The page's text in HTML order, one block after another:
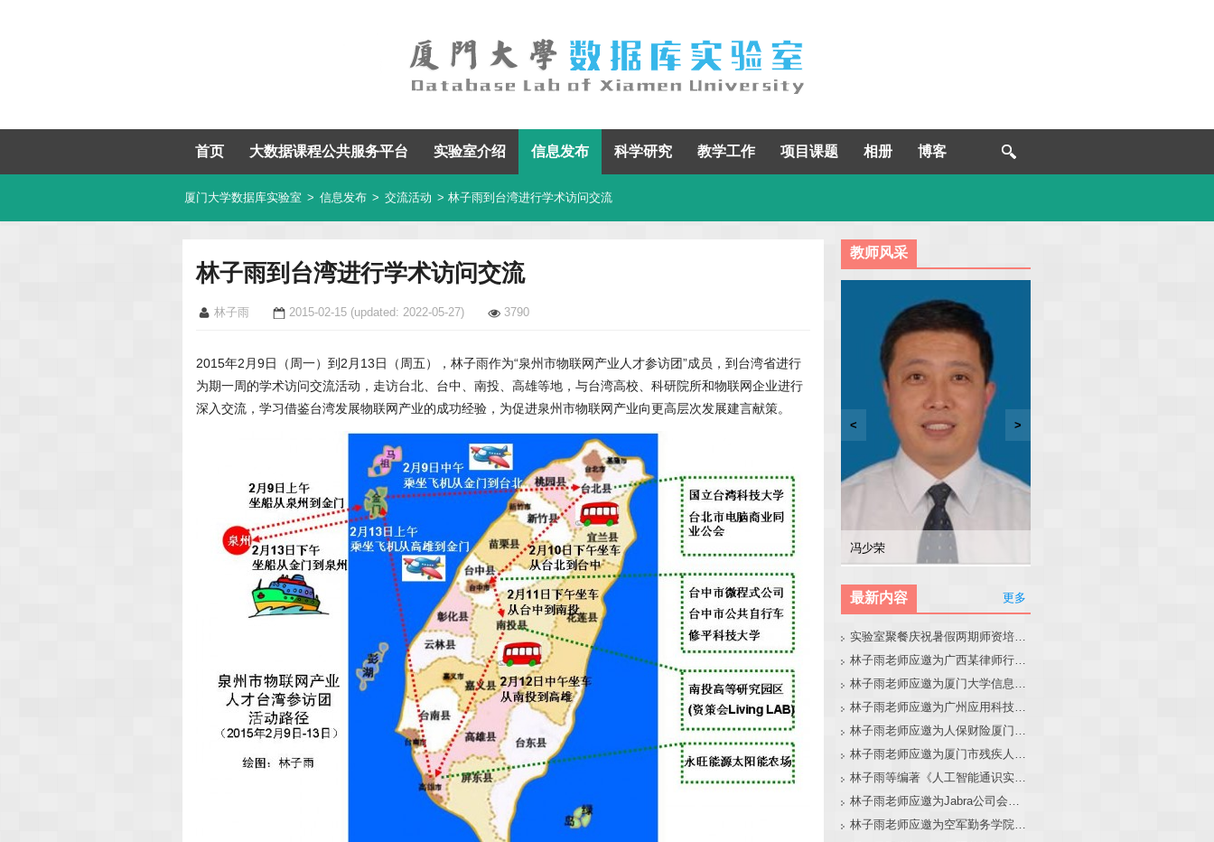
首页 大数据课程公共服务平台 实验室介绍 信息发布 科学研究 教学工作 项目课题 相册 博客
厦门大学数据库实验室 > 信息发布 > 交流活动 > 林子雨到台湾进行学术访问交流
林子雨到台湾进行学术访问交流
林子雨 2015-02-15 (updated: 2022-05-27) 3790
2015年2月9日（周一）到2月13日（周五），林子雨作为“泉州市物联网产业人才参访团”成员，到台湾省进行
为期一周的学术访问交流活动，走访台北、台中、南投、高雄等地，与台湾高校、科研院所和物联网企业进行
深入交流，学习借鉴台湾发展物联网产业的成功经验，为促进泉州市物联网产业向更高层次发展建言献策。
教师风采
林子雨
张东站
林文水
冯少荣
< >
最新内容 更多
实验室聚餐庆祝暑假两期师资培训班圆满结束
林子雨老师应邀为广西某律师行业培训班做大模型和智能体讲座
林子雨老师应邀为广州应用科技学院做大模型和智能体讲座
林子雨等编著《人工智能通识实践教程》教材官网